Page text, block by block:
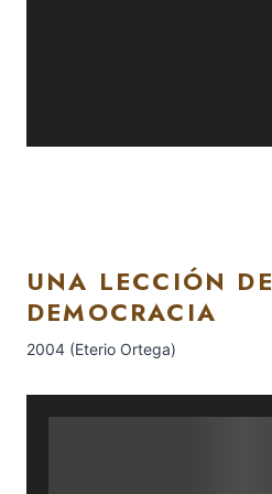
UNA LECCIÓN DE
DEMOCRACIA
2004 (Eterio Ortega)